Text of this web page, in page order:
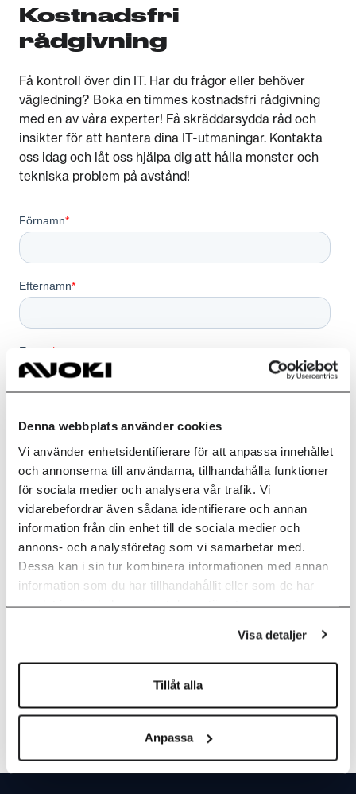
Denna webbplats använder cookies
Vi använder enhetsidentifierare för att anpassa innehållet
och annonserna till användarna, tillhandahålla funktioner
för sociala medier och analysera vår trafik. Vi
vidarebefordrar även sådana identifierare och annan
information från din enhet till de sociala medier och
annons- och analysföretag som vi samarbetar med.
Dessa kan i sin tur kombinera informationen med annan
information som du har tillhandahållit eller som de har
samlat in när du har använt deras tjänster.
Visa detaljer
Tillåt alla
Anpassa
Kostnadsfri
rådgivning
Få kontroll över din IT. Har du frågor eller behöver
vägledning? Boka en timmes kostnadsfri rådgivning
med en av våra experter! Få skräddarsydda råd och
insikter för att hantera dina IT-utmaningar. Kontakta
oss idag och låt oss hjälpa dig att hålla monster och
tekniska problem på avstånd!